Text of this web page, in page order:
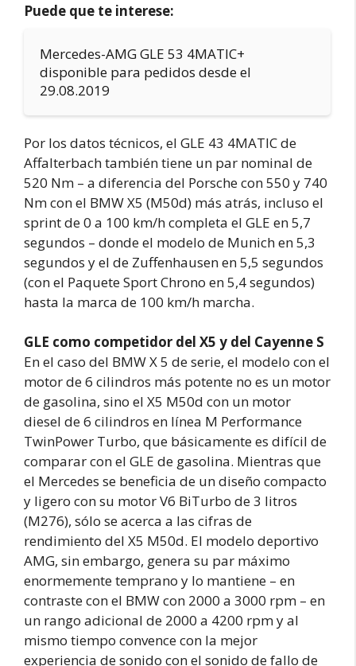
Puede que te interese:
Mercedes-AMG GLE 53 4MATIC+
disponible para pedidos desde el
29.08.2019
Por los datos técnicos, el GLE 43 4MATIC de
Affalterbach también tiene un par nominal de
520 Nm – a diferencia del Porsche con 550 y 740
Nm con el BMW X5 (M50d) más atrás, incluso el
sprint de 0 a 100 km/h completa el GLE en 5,7
segundos – donde el modelo de Munich en 5,3
segundos y el de Zuffenhausen en 5,5 segundos
(con el Paquete Sport Chrono en 5,4 segundos)
hasta la marca de 100 km/h marcha.
GLE como competidor del X5 y del Cayenne S
En el caso del BMW X 5 de serie, el modelo con el
motor de 6 cilindros más potente no es un motor
de gasolina, sino el X5 M50d con un motor
diesel de 6 cilindros en línea M Performance
TwinPower Turbo, que básicamente es difícil de
comparar con el GLE de gasolina. Mientras que
el Mercedes se beneficia de un diseño compacto
y ligero con su motor V6 BiTurbo de 3 litros
(M276), sólo se acerca a las cifras de
rendimiento del X5 M50d. El modelo deportivo
AMG, sin embargo, genera su par máximo
enormemente temprano y lo mantiene – en
contraste con el BMW con 2000 a 3000 rpm – en
un rango adicional de 2000 a 4200 rpm y al
mismo tiempo convence con la mejor
experiencia de sonido con el sonido de fallo de